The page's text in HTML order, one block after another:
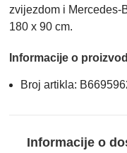
zvijezdom i Mercedes-
180 x 90 cm.
Informacije o
Broj artikla:
Informacije o